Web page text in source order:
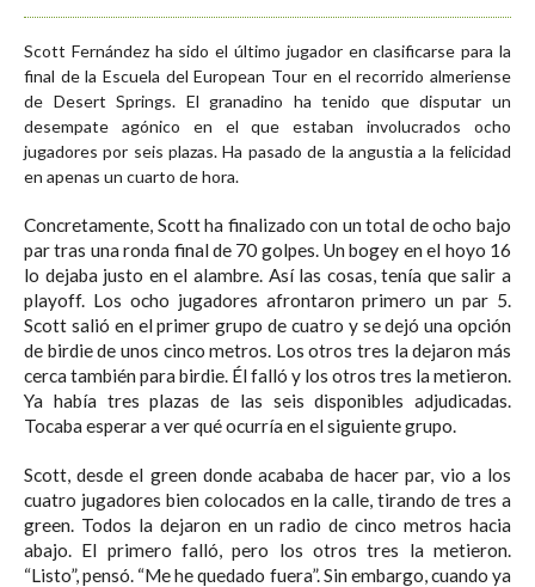
Scott Fernández ha sido el último jugador en clasificarse para la
final de la Escuela del European Tour en el recorrido almeriense
de Desert Springs. El granadino ha tenido que disputar un
desempate agónico en el que estaban involucrados ocho
jugadores por seis plazas. Ha pasado de la angustia a la felicidad
en apenas un cuarto de hora.
Concretamente, Scott ha finalizado con un total de ocho bajo
par tras una ronda final de 70 golpes. Un bogey en el hoyo 16
lo dejaba justo en el alambre. Así las cosas, tenía que salir a
playoff. Los ocho jugadores afrontaron primero un par 5.
Scott salió en el primer grupo de cuatro y se dejó una opción
de birdie de unos cinco metros. Los otros tres la dejaron más
cerca también para birdie. Él falló y los otros tres la metieron.
Ya había tres plazas de las seis disponibles adjudicadas.
Tocaba esperar a ver qué ocurría en el siguiente grupo.
Scott, desde el green donde acababa de hacer par, vio a los
cuatro jugadores bien colocados en la calle, tirando de tres a
green. Todos la dejaron en un radio de cinco metros hacia
abajo. El primero falló, pero los otros tres la metieron.
“Listo”, pensó. “Me he quedado fuera”. Sin embargo, cuando ya